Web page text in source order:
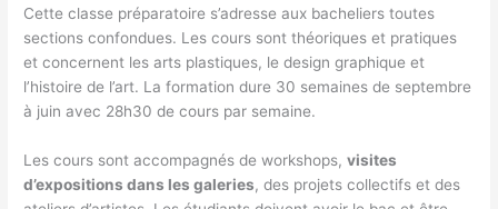
Cette classe préparatoire s’adresse aux bacheliers toutes
sections confondues. Les cours sont théoriques et pratiques
et concernent les arts plastiques, le design graphique et
l’histoire de l’art. La formation dure 30 semaines de septembre
à juin avec 28h30 de cours par semaine.
Les cours sont accompagnés de workshops,visites
d’expositions dans les galeries, des projets collectifs et des